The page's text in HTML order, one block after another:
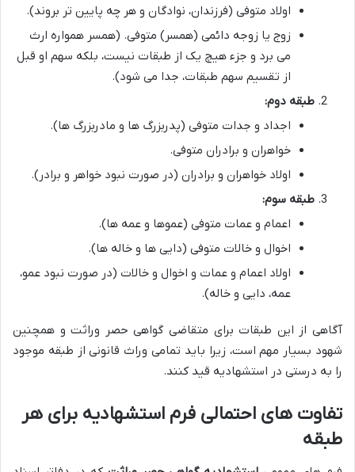
اولاد متوفی (فرزندان، نوادگان و هر چه پایین تر بروند).
زوج یا زوجه دائمی (همسر) متوفی. (همسر همواره ارث
می برد و جزء هیچ یک از طبقات نیست، بلکه سهم او قبل
از تقسیم سهم طبقات، جدا می شود).
طبقه دوم:
اجداد و جدات متوفی (پدربزرگ ها و مادربزرگ ها).
خواهران و برادران متوفی.
اولاد خواهران و برادران (در صورت نبود خواهر و برادر).
طبقه سوم:
اعمام و عمات متوفی (عموها و عمه ها).
اخوال و خالات متوفی (دایی ها و خاله ها).
اولاد اعمام و عمات و اخوال و خالات (در صورت نبود عمو،
عمه، دایی و خاله).
آگاهی از این طبقات برای متقاضی گواهی حصر وراثت و همچنین
شهود بسیار مهم است، زیرا باید تمامی وراث قانونی از طبقه موجود
را به درستی در استشهادیه قید کنند.
تفاوت های احتمالی فرم استشهادیه برای هر
طبقه